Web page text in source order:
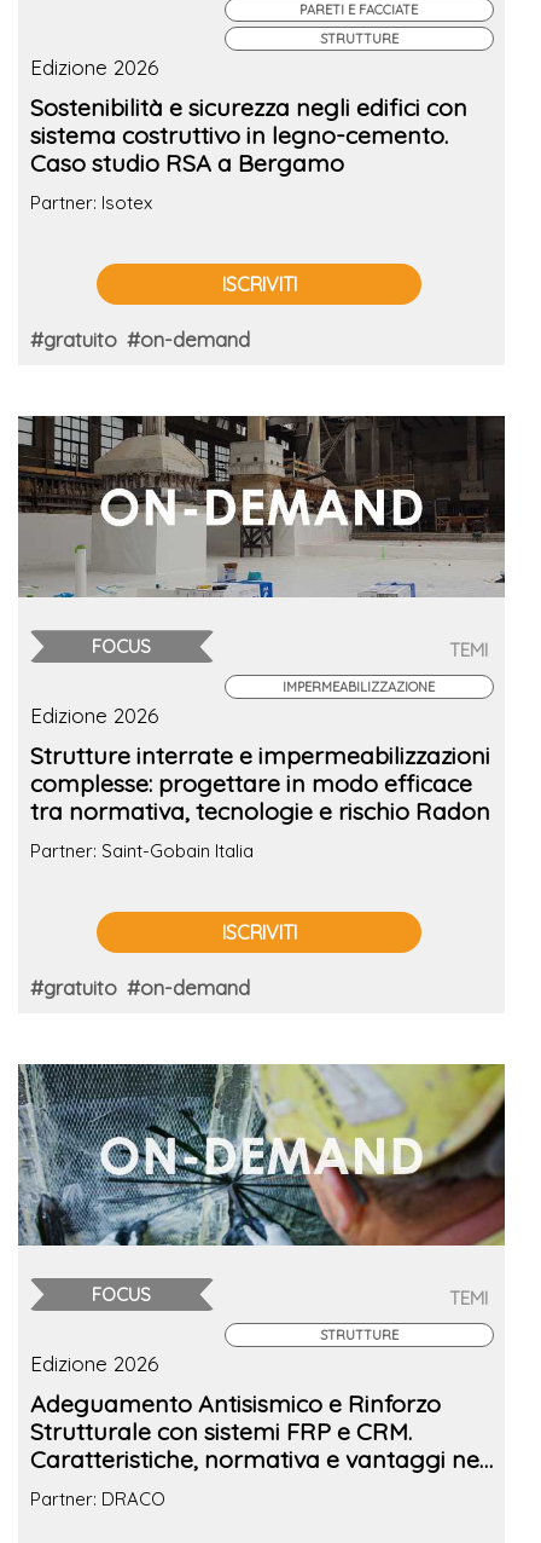
PARETI E FACCIATE
STRUTTURE
Edizione 2026
Sostenibilità e sicurezza negli edifici con
sistema costruttivo in legno-cemento.
Caso studio RSA a Bergamo
Partner: Isotex
ISCRIVITI
#gratuito #on-demand
FOCUS TEMI
IMPERMEABILIZZAZIONE
Edizione 2026
Strutture interrate e impermeabilizzazioni
complesse: progettare in modo efficace
tra normativa, tecnologie e rischio Radon
Partner: Saint-Gobain Italia
ISCRIVITI
#gratuito #on-demand
FOCUS TEMI
STRUTTURE
Edizione 2026
Adeguamento Antisismico e Rinforzo
Strutturale con sistemi FRP e CRM.
Caratteristiche, normativa e vantaggi nel
recupero delle strutture esistenti
Partner: DRACO